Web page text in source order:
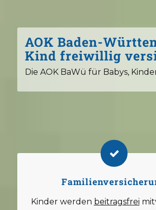
AOK Baden-
Kind freiwillig
Die AOK BaWü für Babys,
Kinder werden beitragsfrei